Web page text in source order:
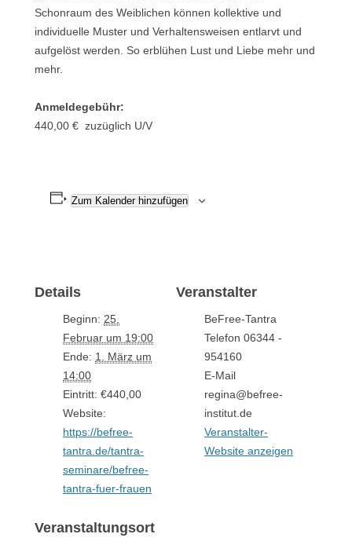
Schonraum des Weiblichen können kollektive und
individuelle Muster und Verhaltensweisen entlarvt und
aufgelöst werden. So erblühen Lust und Liebe mehr und
mehr.
Anmeldegebühr:
440,00 € zuzüglich U/V
Zum Kalender hinzufügen
Details
Beginn: 25.
Februar um 19:00
Ende: 1. März um
14:00
Eintritt: €440,00
Website:
https://befree-
tantra.de/tantra-
seminare/befree-
tantra-fuer-frauen
Veranstaltungsort
Veranstalter
BeFree-Tantra
Telefon 06344 -
954160
E-Mail
regina@befree-
institut.de
Veranstalter-
Website anzeigen